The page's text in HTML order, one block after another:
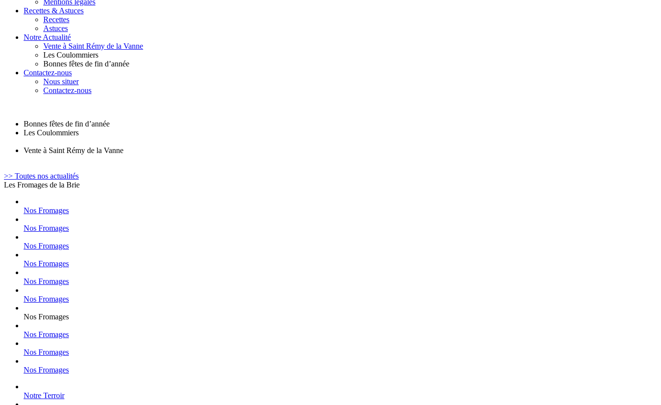
Mentions légales
Recettes & Astuces
Recettes
Astuces
Notre Actualité
Vente à Saint Rémy de la Vanne
Les Coulommiers
Bonnes fêtes de fin d’année
Contactez-nous
Nous situer
Contactez-nous
Bonnes fêtes de fin d’année
Les Coulommiers
Vente à Saint Rémy de la Vanne
>> Toutes nos actualités
Les Fromages de la Brie
Nos Fromages
Nos Fromages
Nos Fromages
Nos Fromages
Nos Fromages
Nos Fromages
Nos Fromages
Nos Fromages
Nos Fromages
Nos Fromages
Notre Terroir